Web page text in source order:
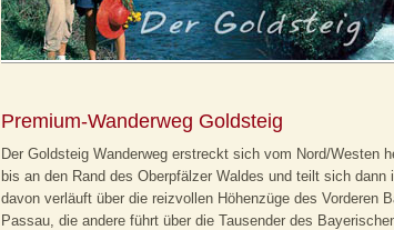
Premium-Wanderweg Goldsteig
Der Goldsteig Wanderweg erstreckt sich vom Nord/Westen
bis an den Rand des Oberpfälzer Waldes und teilt sich dann
davon verläuft über die reizvollen Höhenzüge des Vorderen
Passau, die andere führt über die Tausender des